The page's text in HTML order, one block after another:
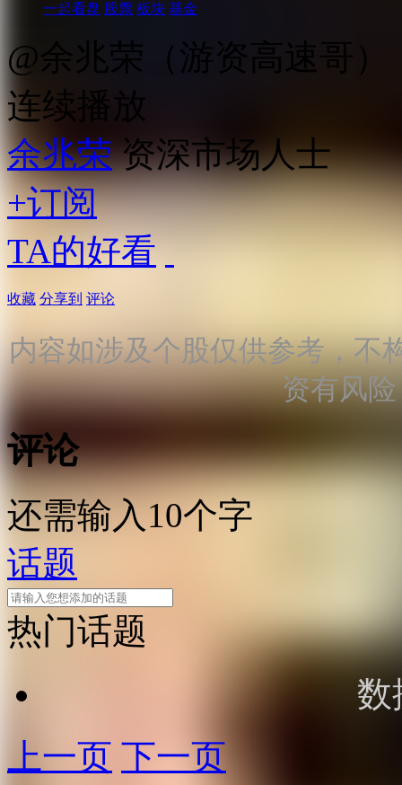
一起看盘 股票 板块 基金
@余兆荣（游资高速哥
连续播放
余兆荣 资深市场人士
+订阅
TA的好看
收藏 分享到 评论
内容如涉及个股仅供参考，不
资有风
评论
还需输入10个字
话题
热门话题
数
上一页 下一页